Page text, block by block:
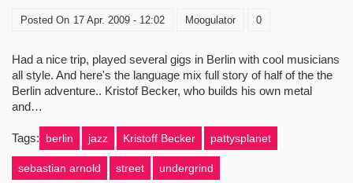
Posted On 17 Apr. 2009 - 12:02 Moogulator 0
Had a nice trip, played several gigs in Berlin with cool musicians
all style. And here's the language mix full story of half of the the
Berlin adventure.. Kristof Becker, who builds his own metal
and…
Tags: berlin jazz Kristoff Becker pattysplanet
sebastian arnold street undergrind